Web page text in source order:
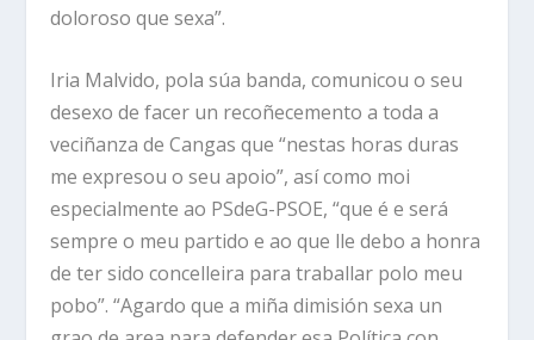
doloroso que sexa”.
Iria Malvido, pola súa banda, comunicou o seu
desexo de facer un recoñecemento a toda a
veciñanza de Cangas que “nestas horas duras
me expresou o seu apoio”, así como moi
especialmente ao PSdeG-PSOE, “que é e será
sempre o meu partido e ao que lle debo a honra
de ter sido concelleira para traballar polo meu
pobo”. “Agardo que a miña dimisión sexa un